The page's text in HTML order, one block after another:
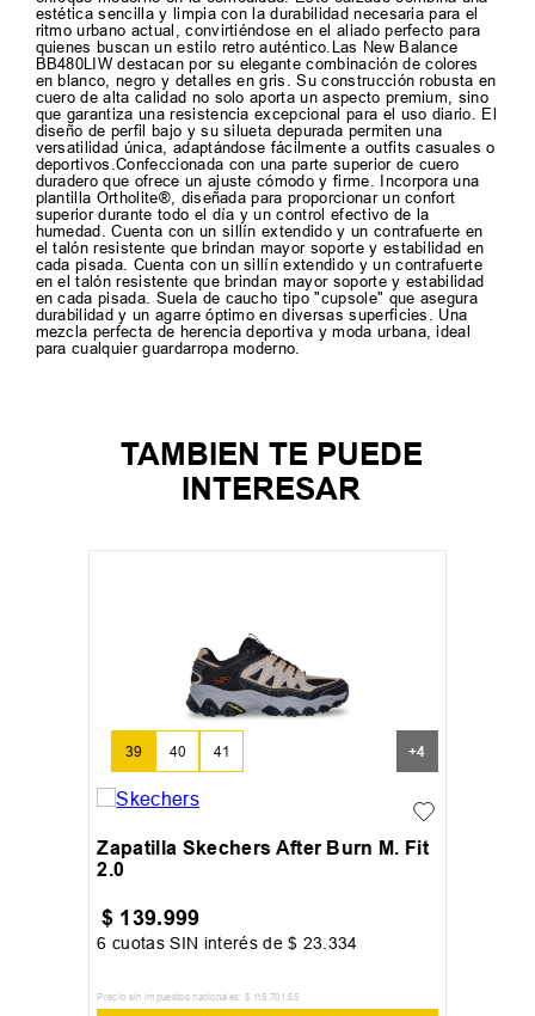
estética sencilla y limpia con la durabilidad necesaria para el
ritmo urbano actual, convirtiéndose en el aliado perfecto para
quienes buscan un estilo retro auténtico.Las New Balance
BB480LIW destacan por su elegante combinación de colores
en blanco, negro y detalles en gris. Su construcción robusta en
cuero de alta calidad no solo aporta un aspecto premium, sino
que garantiza una resistencia excepcional para el uso diario. El
diseño de perfil bajo y su silueta depurada permiten una
versatilidad única, adaptándose fácilmente a outfits casuales o
deportivos.Confeccionada con una parte superior de cuero
duradero que ofrece un ajuste cómodo y firme. Incorpora una
plantilla Ortholite®, diseñada para proporcionar un confort
superior durante todo el día y un control efectivo de la
humedad. Cuenta con un sillín extendido y un contrafuerte en
el talón resistente que brindan mayor soporte y estabilidad en
cada pisada. Cuenta con un sillín extendido y un contrafuerte
en el talón resistente que brindan mayor soporte y estabilidad
en cada pisada. Suela de caucho tipo "cupsole" que asegura
durabilidad y un agarre óptimo en diversas superficies. Una
mezcla perfecta de herencia deportiva y moda urbana, ideal
para cualquier guardarropa moderno.
TAMBIEN TE PUEDE
INTERESAR
39 40 41 +4
Zapatilla Skechers After Burn M. Fit
2.0
$ 139.999
6 cuotas SIN interés de$ 23 334
Precio sin impuestos nacionales: $ 115 701 ,65